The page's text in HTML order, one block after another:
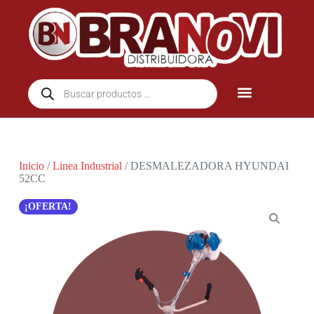
Inicio/Linea Industrial / DESMALEZADORA HYUNDAI
52CC
¡OFERTA!